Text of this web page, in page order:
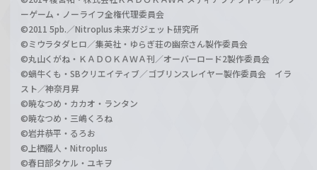
ーゲーム・ノーライフ全権代理委員会
©2011 5pb.／Nitroplus 未来ガジェット研究所
©ミウラタダヒロ／集英社・ゆらぎ荘の幽奈さん製作委員会
©丸山くがね・ＫＡＤＯＫＡＷＡ刊／オーバーロード2製作委員会
©蝸牛くも・SBクリエイティブ／ゴブリンスレイヤー製作委員会 イラ
スト／神奈月昇
©暁なつめ・カカオ・ランタン
©暁なつめ・三嶋くろね
©岩井恭平・るろお
©上栖綴人・Nitroplus
©春日部タケル・ユキヲ